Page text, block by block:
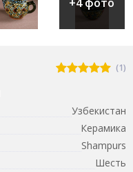
(1)
Узбекистан
Керамика
Shampurs
Шесть